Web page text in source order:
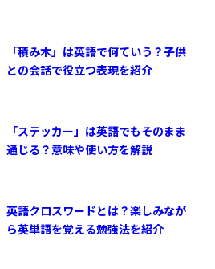
「積み木」は英語で何ていう？子供
との会話で役立つ表現を紹介
「ステッカー」は英語でもそのまま
通じる？意味や使い方を解説
英語クロスワードとは？楽しみなが
ら英単語を覚える勉強法を紹介